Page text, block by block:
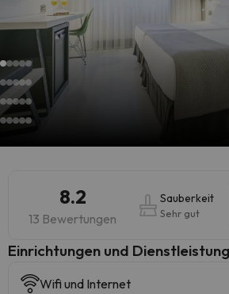
8.2
13 Bewertungen
Sauberkeit
Sehr gut
​Einrichtungen und
Wifi und Internet